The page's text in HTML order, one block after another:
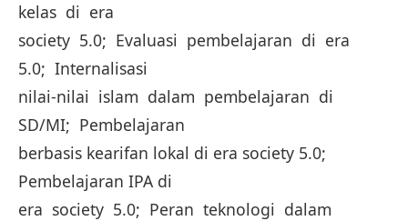
kelas di era
society 5.0; Evaluasi pembelajaran di era
5.0; Internalisasi
nilai-nilai islam dalam pembelajaran di
SD/MI; Pembelajaran
berbasis kearifan lokal di era society 5.0;
Pembelajaran IPA di
era society 5.0; Peran teknologi dalam